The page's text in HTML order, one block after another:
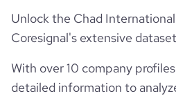
Unlock the Chad
Coresignal's extensive
With over 10 company
detailed information to